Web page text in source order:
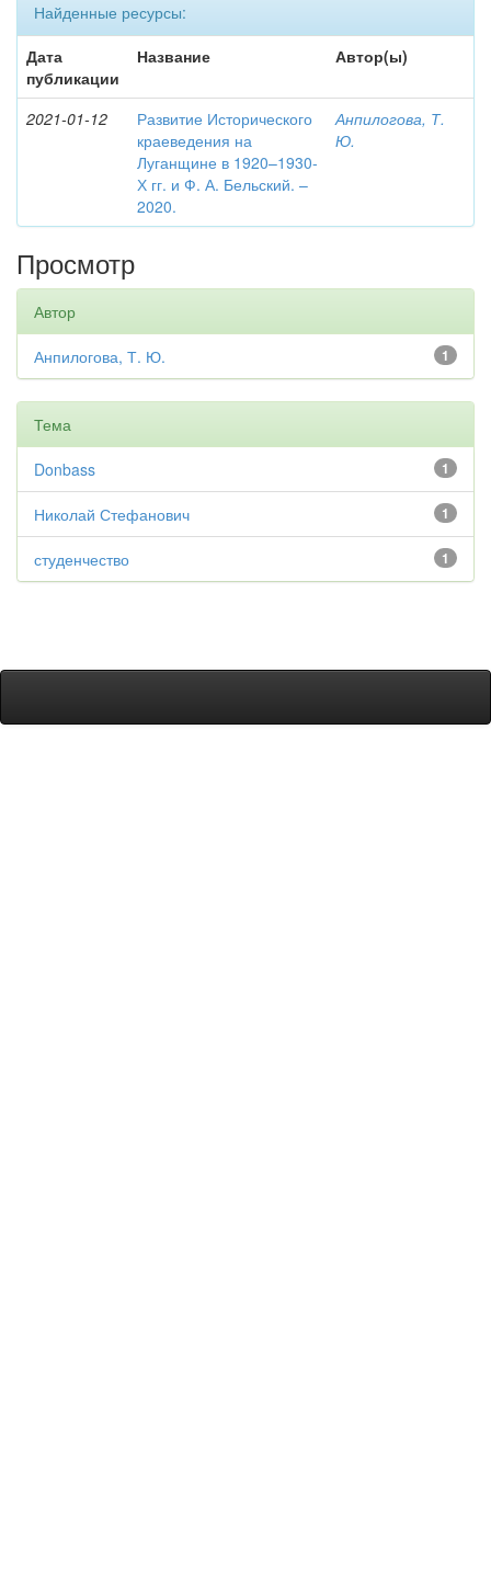
Найденные ресурсы:
Дата
публикации
Название Автор(ы)
2021-01-12
Развитие Исторического
краеведения на
Луганщине в 1920–1930-
Х гг. и Ф. А. Бельский. –
2020.
Анпилогова, Т.
Ю.
Просмотр
Автор
1
Анпилогова, Т. Ю.
Тема
1
Donbass
1
Николай Стефанович
1
студенчество